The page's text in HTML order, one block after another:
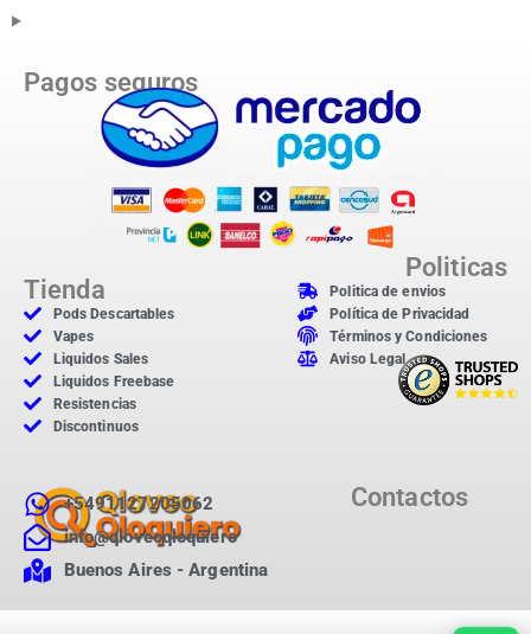
Pagos seguros
Tienda
Pods Descartables
Vapes
Liquidos Sales
Liquidos Freebase
Resistencias
Discontinuos
Politicas
Politica de envios
Política de Privacidad
Términos y Condiciones
Aviso Legal
Contactos
+5491127205062
info@qloveoqloquiero
Buenos Aires - Argentina